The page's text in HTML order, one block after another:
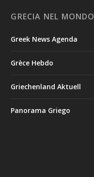
GRECIA NEL MONDO
Greek News Agenda
Grèce Hebdo
Griechenland Aktuell
Panorama Griego